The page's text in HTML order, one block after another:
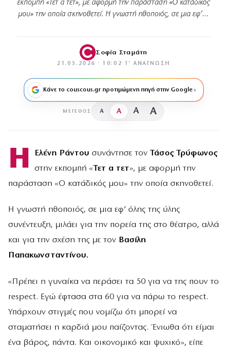
εκπομπή «Τετ α τετ», με αφορμή την παράσταση «Ο κατάδικός
μου» την οποία σκηνοθετεί. Η γνωστή ηθοποιός, σε μια εφ’…
Σοφία Σταμάτη
21.05.2026 · 10:02 · 1′ ΑΝΆΓΝΩΣΗ
Κάνε το couscous.gr προτιμώμενη πηγή στην Google
ΜΈΓΕΘΟΣ A A A A
Η Ελένη Ράντου συνάντησε τον Τάσος Τρύφωνος
στην εκπομπή «Τετ α τετ», με αφορμή την
παράσταση «Ο κατάδικός μου» την οποία σκηνοθετεί.
Η γνωστή ηθοποιός, σε μια εφ’ όλης της ύλης
συνέντευξη, μιλάει για την πορεία της στο θέατρο, αλλά
και για την σχέση της με τον Βασίλη
Παπακωνσταντίνου.
«Πρέπει η γυναίκα να περάσει τα 50 για να της πουν το
respect. Εγώ έφτασα στα 60 για να πάρω το respect.
Υπάρχουν στιγμές που νομίζω ότι μπορεί να
σταματήσει η καρδιά μου παίζοντας. Ένιωθα ότι είμαι
ένα βάρος, πάντα. Και οικονομικό και ψυχικό», είπε